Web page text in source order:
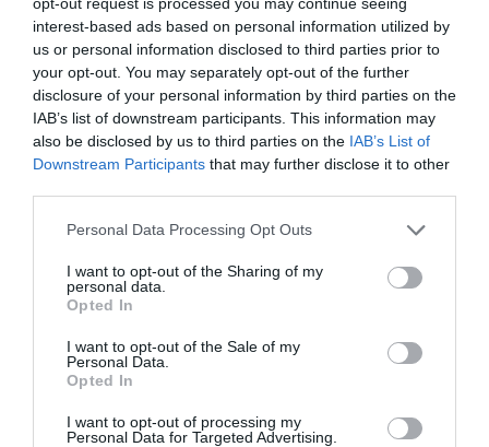
interest-based ads based on personal information utilized by
us or personal information disclosed to third parties prior to
your opt-out. You may separately opt-out of the further
disclosure of your personal information by third parties on the
IAB’s list of downstream participants. This information may
also be disclosed by us to third parties on the IAB’s List of
Downstream Participants that may further disclose it to other
Personal Data Processing Opt Outs
I want to opt-out of the Sharing of my
personal data.
Opted In
I want to opt-out of the Sale of my
Personal Data.
Opted In
I want to opt-out of processing my
Personal Data for Targeted Advertising.
dámske skrátené: čierno-biela 14:20, 21, 22, 23
dámske predĺžené:čierno-biela 14:76, 80, 84
Odporúčame dokúpiť